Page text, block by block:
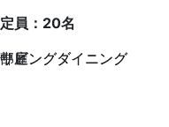
定員 ：20名
リビングダイニング
中庭
部屋
リビングダイニング